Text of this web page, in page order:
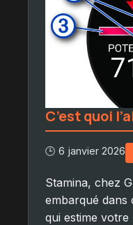
C’est quoi
🕒 6 janvier 2026
Stamina, chez
embarqué dans
qui estime votre